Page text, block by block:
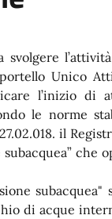
svolgere
Unico
l’inizio di
le norme
il
che
di acque